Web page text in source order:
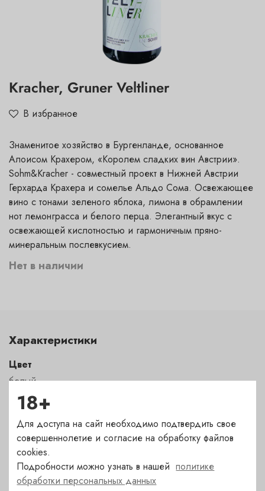
Kracher, Gruner Veltliner
В избранное
Нет в наличии
Знаменитое хозяйство в Бургенланде, основанное
Алоисом Крахером, «Королем сладких вин Австрии».
Sohm&Kracher - cовместный проект в Нижней Австрии
Герхарда Крахера и сомелье Альдо Сома. Освежающее
вино с тонами зеленого яблока, лимона в обрамлении
нот лемонграсса и белого перца. Элегантный вкус с
освежающей кислотностью и гармоничным пряно-
минеральным послевкусием.
Характеристики
Цвет
белый
сухое
Страна
Австрия
18+
Для доступа на сайт необходимо подтвердить свое
совершеннолетие и согласие на обработку файлов
cookies.
Подробности можно узнать в нашейполитике
обработки персональных данных